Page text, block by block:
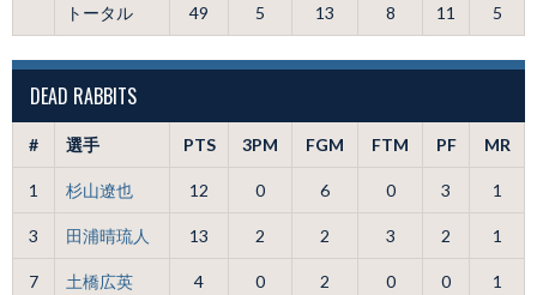
トータル 49 5 13 8 11 5
DEAD RABBITS
# 選手 PTS 3PM FGM FTM PF MR
1 杉山遼也 12 0 6 0 3 1
3 田浦晴琉人 13 2 2 3 2 1
7 土橋広英 4 0 2 0 0 1